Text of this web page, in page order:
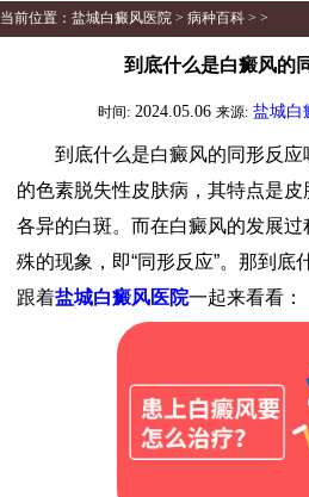
当前位置： 盐城白癜风医院 > 病种百科 > >
到底什么是白癜风的
时间: 2024.05.06 来源: 盐城白
到底什么是白癜风的同形反应
的色素脱失性皮肤病，其特点是
各异的白斑。而在白癜风的发展
殊的现象，即“同形反应”。那到底
跟着盐城白癜风医院一起来看看：